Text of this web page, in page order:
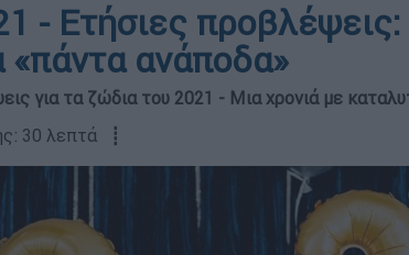
- Ετήσιες
«πάντα ανάποδα»
για τα ζώδια του 2021 - Μια χρονιά με
30 λεπτά ┋